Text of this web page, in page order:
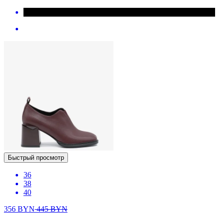
Быстрый просмотр
36
38
40
356 BYN445BYN